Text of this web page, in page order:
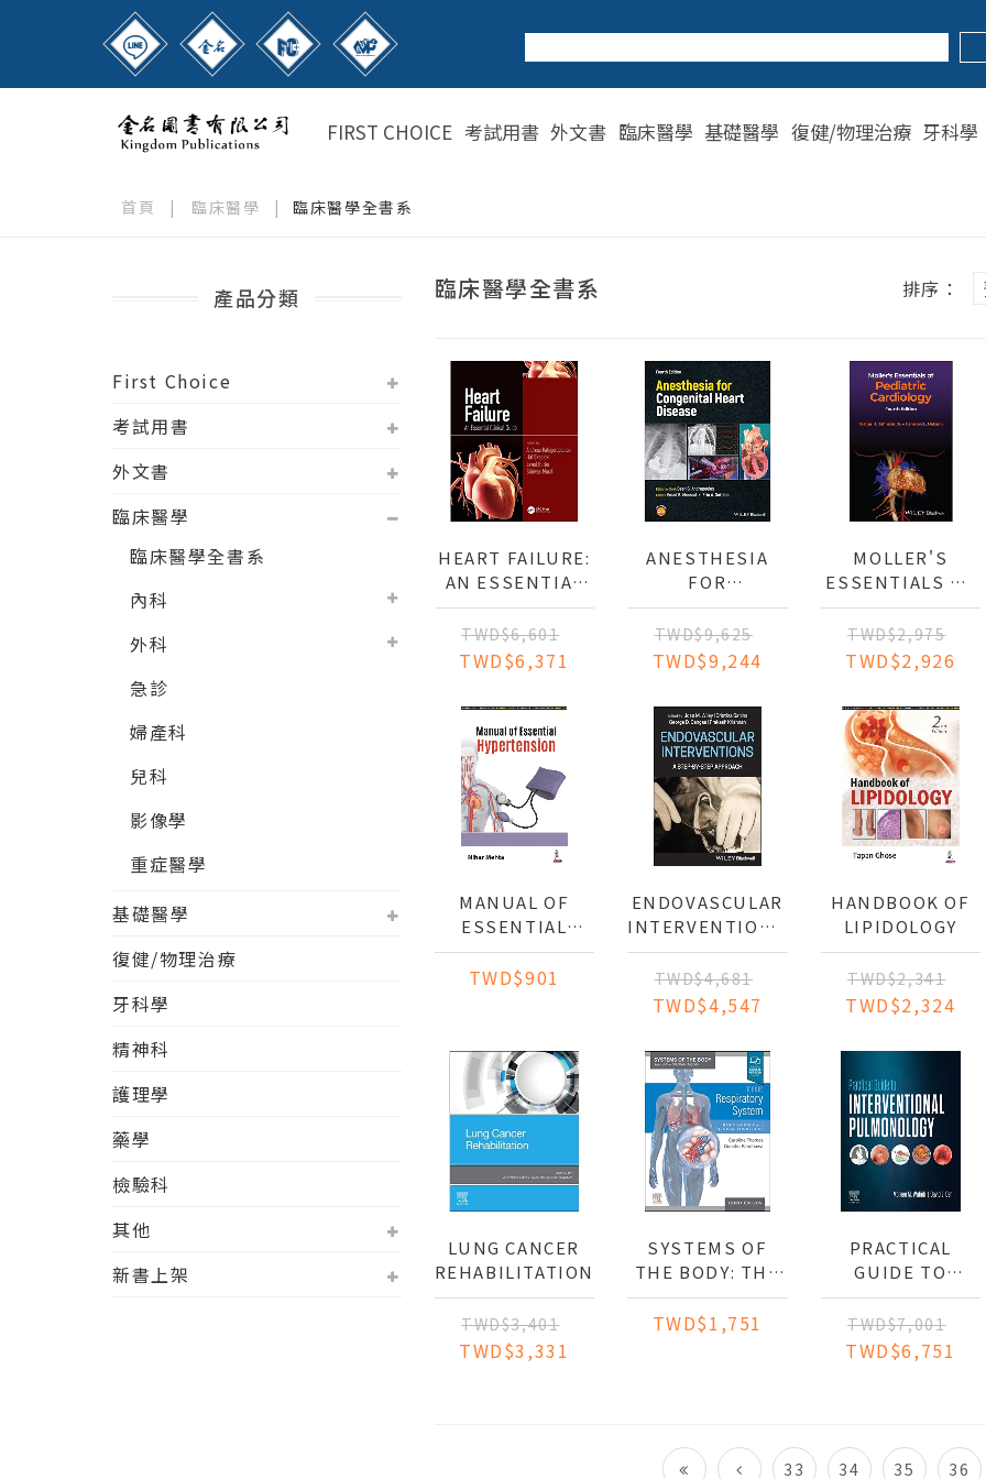
FIRST CHOICE 考試用書 外文書 臨床醫學 基礎醫學 復健/物理治療 牙科學
首頁 | 臨床醫學 | 臨床醫學全書系
產品分類
First Choice
考試用書
外文書
臨床醫學
臨床醫學全書系
內科
外科
急診
婦產科
兒科
影像學
重症醫學
基礎醫學
復健/物理治療
牙科學
精神科
護理學
藥學
檢驗科
其他
新書上架
臨床醫學全書系 排序：
HEART FAILURE:
AN ESSENTIAL
CLINICAL GUIDE
TWD$6,601
TWD$6,371
ANESTHESIA
FOR
CONGENITAL
HEART DISEASE
TWD$9,625
TWD$9,244
MOLLER'S
ESSENTIALS OF
PEDIATRIC
CARDIOLOGY
TWD$2,975
TWD$2,926
MANUAL OF
ESSENTIAL
HYPERTENSION
TWD$901
ENDOVASCULAR
INTERVENTIONS:
A STEP-BY-STEP
APPROACH
TWD$4,681
TWD$4,547
HANDBOOK OF
LIPIDOLOGY
TWD$2,341
TWD$2,324
LUNG CANCER
REHABILITATION
TWD$3,401
TWD$3,331
SYSTEMS OF
THE BODY: THE
RESPIRATORY
SYSTEM
TWD$1,751
PRACTICAL
GUIDE TO
INTERVENTIONAL
PULMONOLOGY
TWD$7,001
TWD$6,751
33 34 35 36